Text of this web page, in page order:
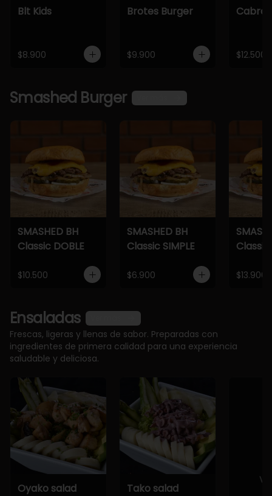
Blt Kids
$8.900
Brotes Burger
$9.900
Cabra
$12.500
Smashed Burger
SMASHED BH
Classic DOBLE
$10.500
SMASHED BH
Classic SIMPLE
$6.900
Classic
$13.900
Ensaladas
Frescas, ligeras y llenas de sabor. Preparadas con
ingredientes de primera calidad para una experiencia
saludable y deliciosa.
Oyako salad Tako salad